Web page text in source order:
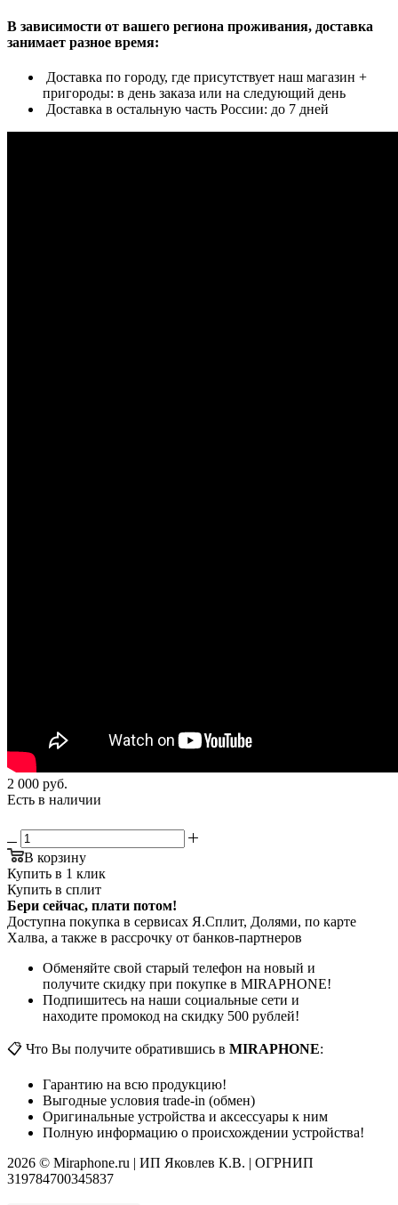
В зависимости от вашего региона проживания, доставка
занимает разное время:
Доставка по городу, где присутствует наш магазин +
пригороды: в день заказа или на следующий день
Доставка в остальную часть России: до 7 дней
2 000 руб.
Есть в наличии
В корзину
Купить в 1 клик
Купить в сплит
Бери сейчас, плати потом!
Доступна покупка в сервисах Я.Сплит, Долями, по карте
Халва, а также в рассрочку от банков-партнеров
Обменяйте свой старый телефон на новый и
получите скидку при покупке в MIRAPHONE!
Подпишитесь на наши социальные сети и
находите промокод на скидку 500 рублей!
📋 Что Вы получите обратившись в MIRAPHONE:
Гарантию на всю продукцию!
Выгодные условия trade-in (обмен)
Оригинальные устройства и аксессуары к ним
Полную информацию о происхождении устройства!
2026 © Miraphone.ru | ИП Яковлев К.В. | ОГРНИП
319784700345837